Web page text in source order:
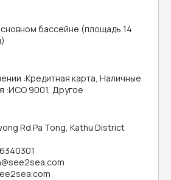
бассейне (площадь 14
:Кредитная карта, Наличные
:ИСО 9001, Другое
Rd Pa Tong, Kathu District